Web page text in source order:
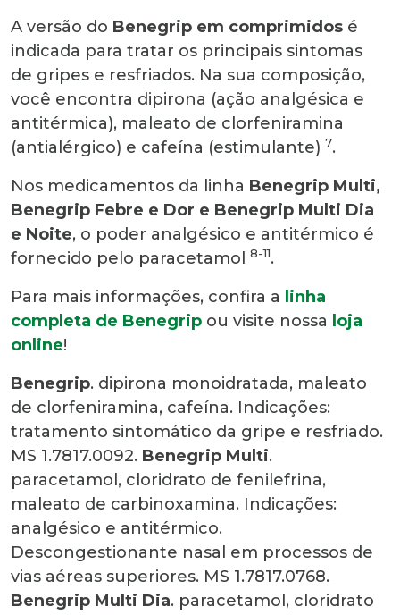
A versão do Benegrip em comprimidos é
indicada para tratar os principais sintomas
de gripes e resfriados. Na sua composição,
você encontra dipirona (ação analgésica e
antitérmica), maleato de clorfeniramina
(antialérgico) e cafeína (estimulante) 7.
Nos medicamentos da linha Benegrip Multi,
Benegrip Febre e Dor e Benegrip Multi Dia
e Noite, o poder analgésico e antitérmico é
fornecido pelo paracetamol
8-11.
Para mais informações, confira a linha
completa de Benegrip ou visite nossa loja
online!
Benegrip. dipirona monoidratada, maleato
de clorfeniramina, cafeína. Indicações:
tratamento sintomático da gripe e resfriado.
MS 1.7817.0092. Benegrip Multi.
paracetamol, cloridrato de fenilefrina,
maleato de carbinoxamina. Indicações:
analgésico e antitérmico.
Descongestionante nasal em processos de
vias aéreas superiores. MS 1.7817.0768.
Benegrip Multi Dia. paracetamol, cloridrato